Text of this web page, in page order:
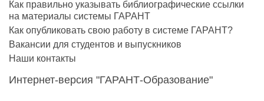
Как правильно указывать библиографические ссылки
на материалы системы ГАРАНТ
Как опубликовать свою работу в системе ГАРАНТ?
Вакансии для студентов и выпускников
Наши контакты
Интернет-версия "ГАРАНТ-Образование"